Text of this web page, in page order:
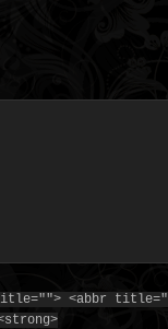
<abbr